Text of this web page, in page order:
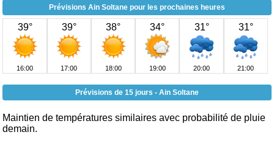
Prévisions Ain Soltane pour les prochaines heures
39°
16:00
39°
17:00
38°
18:00
34°
19:00
31°
20:00
31°
21:00
Prévisions de 15 jours - Ain Soltane
Maintien de températures similaires avec probabilité de pluie
demain.